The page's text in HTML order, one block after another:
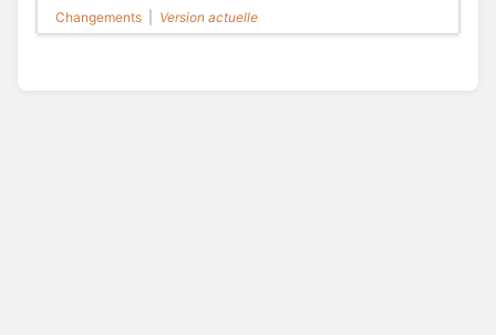
Changements Version actuelle